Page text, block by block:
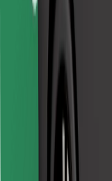
Noteikumi
Saņem
Atrodi